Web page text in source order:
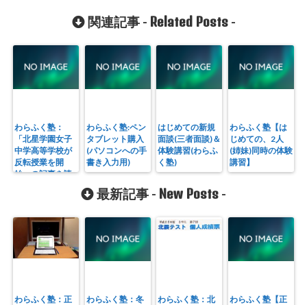
関連記事 - Related Posts-
わらふく塾：
「北星学園女子
中学高等学校が
反転授業を開
始」の記事を読
わらふく塾:ペン
タブレット購入
(パソコンへの手
書き入力用)
はじめての新規
面談(三者面談)＆
体験講習(わらふ
く塾)
わらふく塾【は
じめての、2人
(姉妹)同時の体験
講習】
最新記事 - New Posts -
わらふく塾：正
わらふく塾：冬
わらふく塾：北
わらふく塾【正